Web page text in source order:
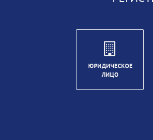
ЮРИДИЧЕСКОЕ
ЛИЦО